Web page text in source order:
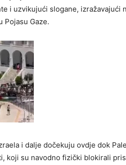
i uzvikujući slogane, izražavajući
Pojasu Gaze.
i dalje dočekuju ovdje dok
koji su navodno fizički blokirali